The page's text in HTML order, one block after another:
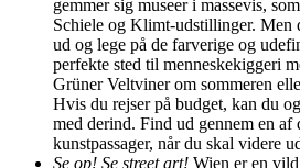
gemmer sig museer i massevis,
Schiele og Klimt-udstillinger. Men
ud og lege på de farverige og
perfekte sted til menneskekiggeri
Grüner Veltviner om sommeren
Hvis du rejser på budget, kan du
med derind. Find ud gennem en af
kunstpassager, når du skal videre
Se op! Se street art! Wien er en